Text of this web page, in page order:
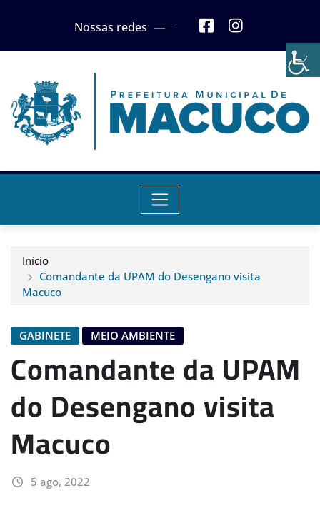
Nossas redes
Início
Comandante da UPAM do Desengano visita
Macuco
GABINETE MEIO AMBIENTE
Comandante da UPAM
do Desengano visita
Macuco
5 ago, 2022